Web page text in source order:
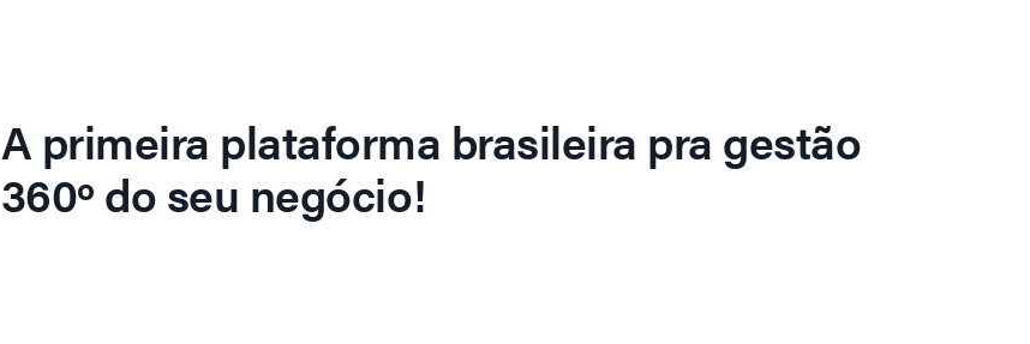
A primeira plataforma brasileira pra gestão
360º do seu negócio!